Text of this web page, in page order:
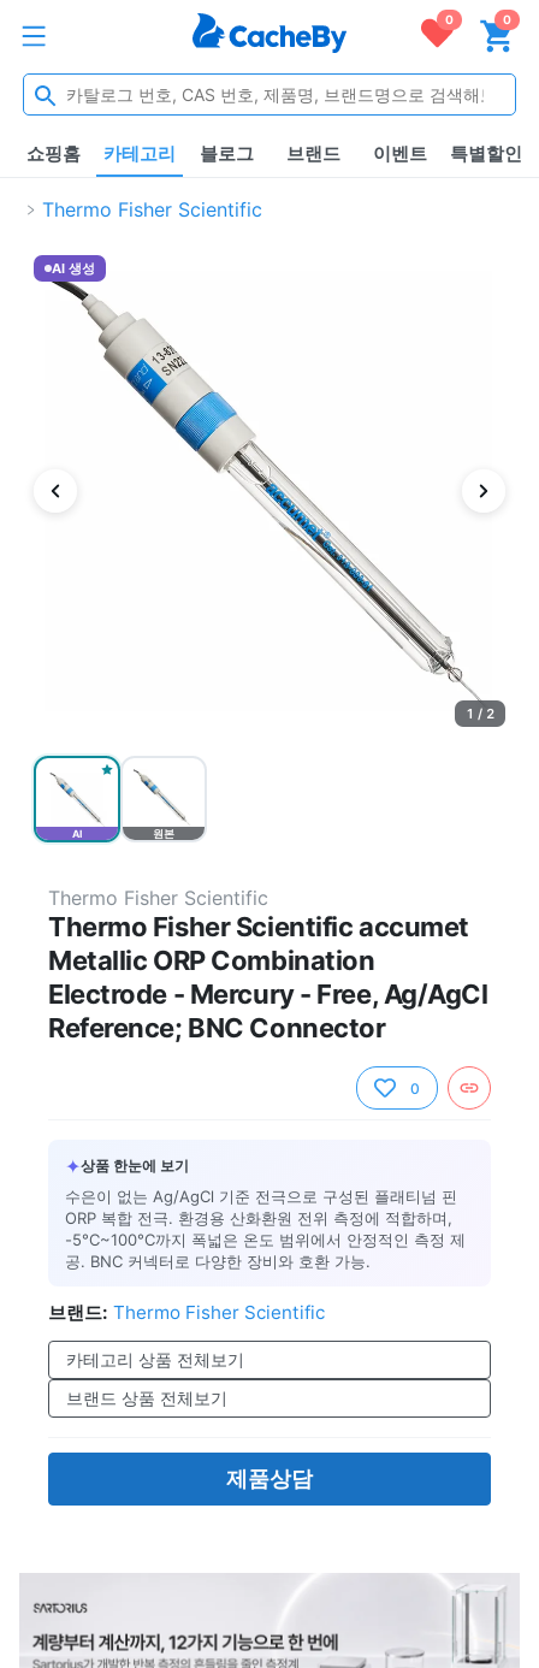
0 0
쇼핑홈 카테고리 블로그 브랜드 이벤트 특별할인
Thermo Fisher Scientific
AI 원본
AI 생성
1 / 2
Thermo Fisher Scientific
Thermo Fisher Scientific accumet
Metallic ORP Combination
Electrode - Mercury - Free, Ag/AgCl
Reference; BNC Connector
0
✦상품 한눈에 보기
수은이 없는 Ag/AgCl 기준 전극으로 구성된 플래티넘 핀
ORP 복합 전극. 환경용 산화환원 전위 측정에 적합하며,
-5°C~100°C까지 폭넓은 온도 범위에서 안정적인 측정 제
공. BNC 커넥터로 다양한 장비와 호환 가능.
브랜드: Thermo Fisher Scientific
카테고리 상품 전체보기
브랜드 상품 전체보기
제품상담